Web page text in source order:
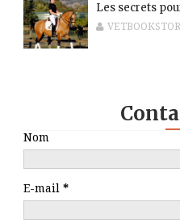
Les secrets
Nom
E-mail *